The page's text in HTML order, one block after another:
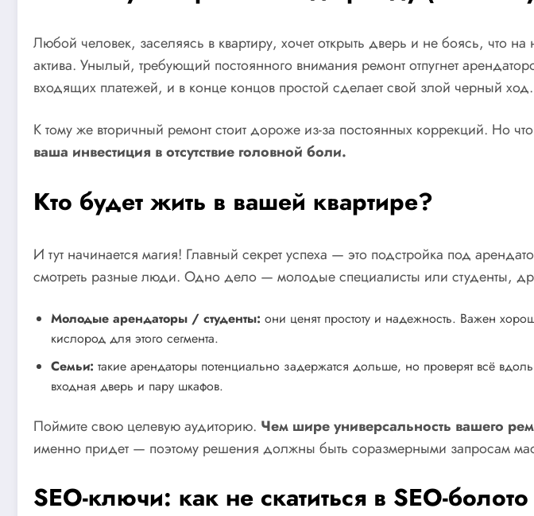
Любой человек, заселяясь в квартиру, хочет открыть дверь и не боясь, что на
актива. Унылый, требующий постоянного внимания ремонт отпугнет
входящих платежей, и в конце концов простой сделает свой злой черный ход.
К тому же вторичный ремонт стоит дороже из-за постоянных коррекций. Но
ваша инвестиция в отсутствие головной боли.
Кто будет жить в вашей квартире?
И тут начинается магия! Главный секрет успеха — это подстройка под
смотреть разные люди. Одно дело — молодые специалисты или студенты,
Молодые арендаторы / студенты: они ценят простоту и надежность. Важен
кислород для этого сегмента.
Семьи: такие арендаторы потенциально задержатся дольше, но проверят всё
входная дверь и пару шкафов.
Поймите свою целевую аудиторию. Чем шире универсальность вашего
именно придет — поэтому решения должны быть соразмерными запросам
SEO-ключи: как не скатиться в SEO-болото